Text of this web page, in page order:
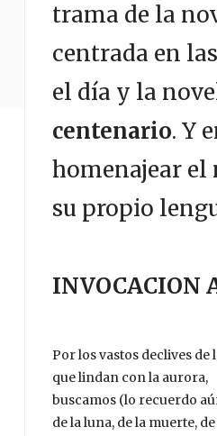
trama de la
centrada en
el día y la
centenario. Y
homenajear el
su propio
INVOCACION
Por los vastos declives de
que lindan con la aurora,
buscamos (lo recuerdo
de la luna, de la muerte,